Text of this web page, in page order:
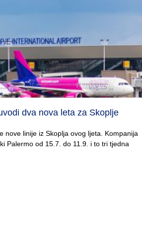
dva nova leta za Skoplje
nove linije iz Skoplja ovog ljeta. Kompanija
Palermo od 15.7. do 11.9. i to tri tjedna